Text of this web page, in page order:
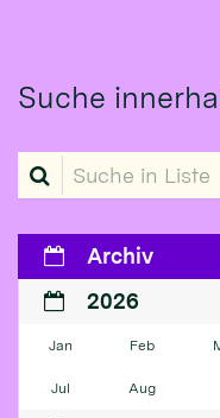
Suche
Suche in Liste
Archiv
2026
Jan Feb
Jul Aug